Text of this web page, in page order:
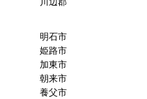
明石市
姫路市
加東市
朝来市
養父市